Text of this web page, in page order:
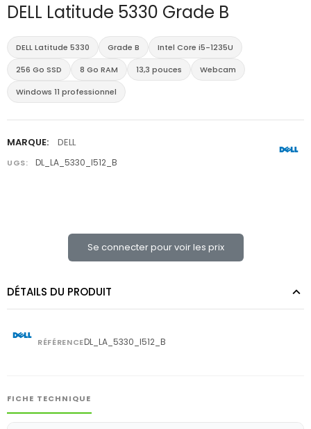
DELL Latitude 5330 Grade B
DELL Latitude 5330 Grade B
Intel Core i5-1235U
256 Go SSD
8 Go RAM 13,3 pouces
Webcam
Windows 11 professionnel
MARQUE: DELL
UGS: DL_LA_5330_I512_B
Se connecter pour voir les prix
DÉTAILS DU PRODUIT
RÉFÉRENCEDL_LA_5330_I512_B
FICHE TECHNIQUE